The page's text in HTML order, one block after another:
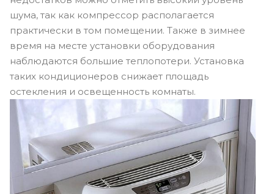
шума, так как компрессор располагается
практически в том помещении. Также в зимнее
время на месте установки оборудования
наблюдаются большие теплопотери. Установка
таких кондиционеров снижает площадь
остекления и освещенность комнаты.
Сплит-
система